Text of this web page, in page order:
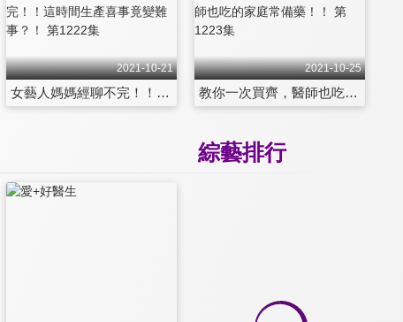
2021-10-21
女藝人媽媽經聊不完！！這時間生產喜事竟變難事？！ 第1222集
2021-10-25
教你一次買齊，醫師也吃的家庭常備藥！！ 第1223集
綜藝排行